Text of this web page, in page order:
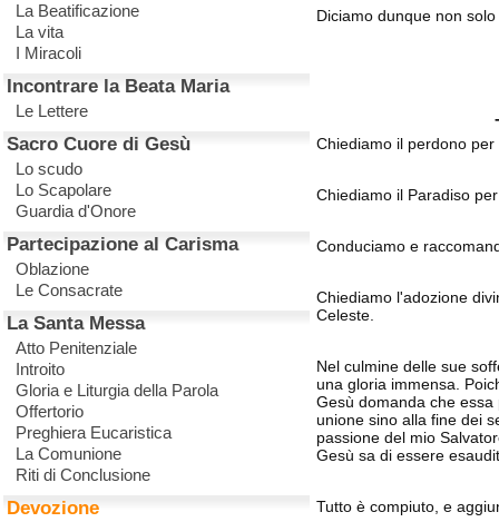
La Beatificazione
La vita
I Miracoli
Incontrare la Beata Maria
Le Lettere
Sacro Cuore di Gesù
Lo scudo
Lo Scapolare
Guardia d'Onore
Partecipazione al Carisma
Oblazione
Le Consacrate
La Santa Messa
Atto Penitenziale
Introito
Gloria e Liturgia della Parola
Offertorio
Preghiera Eucaristica
La Comunione
Riti di Conclusione
Devozione
Diciamo dunque non
Chiediamo il perdono
Chiediamo il Paradiso
Conduciamo e
Chiediamo l'adozione
Celeste.
Nel culmine delle sue
una gloria immensa.
Gesù domanda che
unione sino alla fine dei
passione del mio
Gesù sa di essere
Tutto è compiuto, e